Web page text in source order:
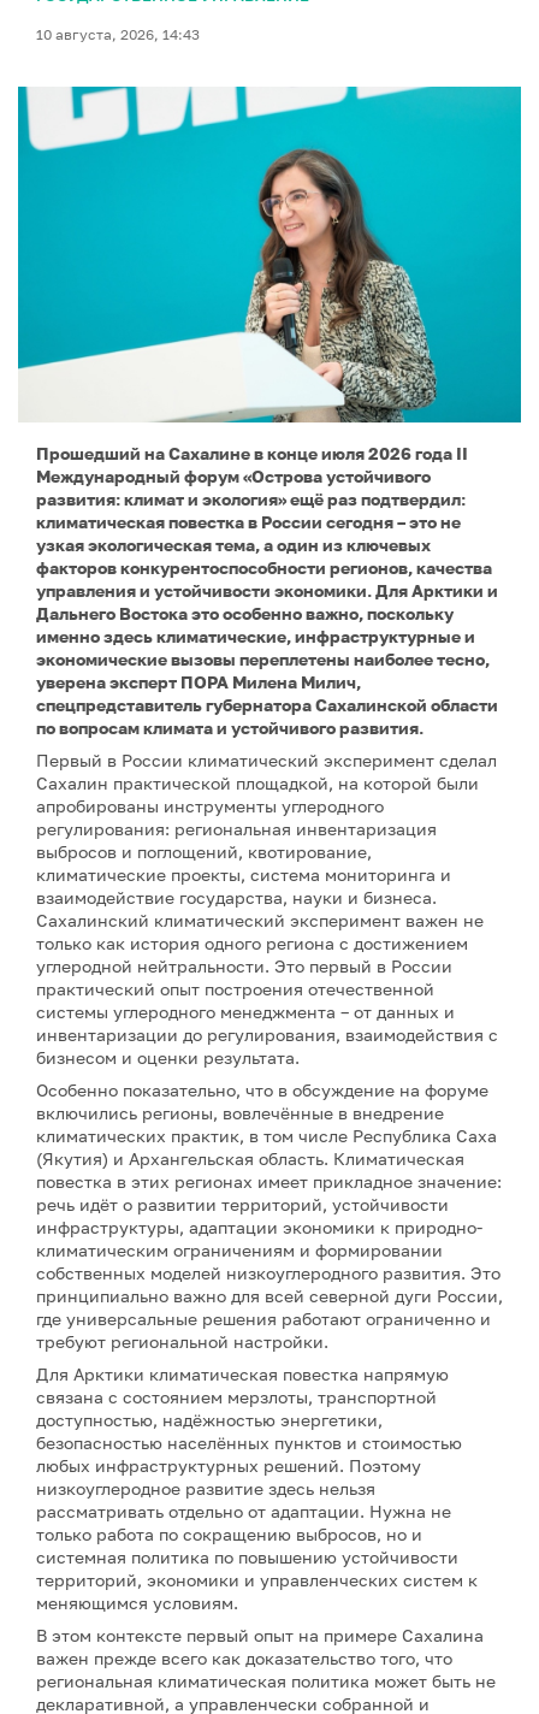
10 августа, 2026, 14:43
Прошедший на Сахалине в конце июля 2026 года II
Международный форум «Острова устойчивого
развития: климат и экология» ещё раз подтвердил:
климатическая повестка в России сегодня – это не
узкая экологическая тема, а один из ключевых
факторов конкурентоспособности регионов, качества
управления и устойчивости экономики. Для Арктики и
Дальнего Востока это особенно важно, поскольку
именно здесь климатические, инфраструктурные и
экономические вызовы переплетены наиболее тесно,
уверена эксперт ПОРА Милена Милич,
спецпредставитель губернатора Сахалинской области
по вопросам климата и устойчивого развития.
Первый в России климатический эксперимент сделал
Сахалин практической площадкой, на которой были
апробированы инструменты углеродного
регулирования: региональная инвентаризация
выбросов и поглощений, квотирование,
климатические проекты, система мониторинга и
взаимодействие государства, науки и бизнеса.
Сахалинский климатический эксперимент важен не
только как история одного региона с достижением
углеродной нейтральности. Это первый в России
практический опыт построения отечественной
системы углеродного менеджмента – от данных и
инвентаризации до регулирования, взаимодействия с
бизнесом и оценки результата.
Особенно показательно, что в обсуждение на форуме
включились регионы, вовлечённые в внедрение
климатических практик, в том числе Республика Саха
(Якутия) и Архангельская область. Климатическая
повестка в этих регионах имеет прикладное значение:
речь идёт о развитии территорий, устойчивости
инфраструктуры, адаптации экономики к природно-
климатическим ограничениям и формировании
собственных моделей низкоуглеродного развития. Это
принципиально важно для всей северной дуги России,
где универсальные решения работают ограниченно и
требуют региональной настройки.
Для Арктики климатическая повестка напрямую
связана с состоянием мерзлоты, транспортной
доступностью, надёжностью энергетики,
безопасностью населённых пунктов и стоимостью
любых инфраструктурных решений. Поэтому
низкоуглеродное развитие здесь нельзя
рассматривать отдельно от адаптации. Нужна не
только работа по сокращению выбросов, но и
системная политика по повышению устойчивости
территорий, экономики и управленческих систем к
меняющимся условиям.
В этом контексте первый опыт на примере Сахалина
важен прежде всего как доказательство того, что
региональная климатическая политика может быть не
декларативной, а управленчески собранной и